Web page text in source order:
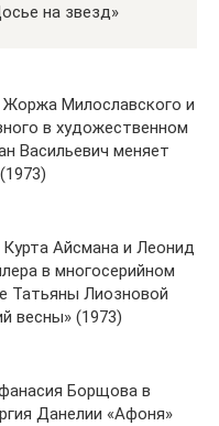
на звезд»
Жоржа Милославского и
в художественном
Васильевич меняет
Айсмана и Леонид
в многосерийном
Татьяны Лиозновой
весны» (1973)
Борщова в
Данелии «Афоня»